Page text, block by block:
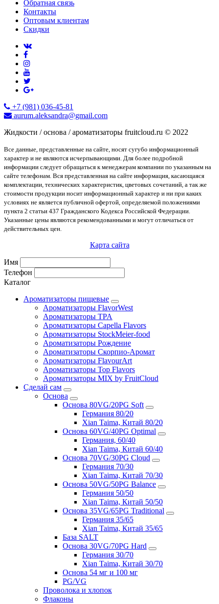
Обратная связь
Контакты
Оптовым клиентам
Скидки
+7 (981) 036-45-81
aurum.aleksandra@gmail.com
Жидкости / основа / ароматизаторы fruitcloud.ru © 2022
Все данные, представленные на сайте, носят сугубо информационный
характер и не являются исчерпывающими. Для более подробной
информации следует обращаться к менеджерам компании по указанным на
сайте телефонам. Вся представленная на сайте информация, касающаяся
комплектации, технических характеристик, цветовых сочетаний, а так же
стоимости продукции носит информационный характер и ни при каких
условиях не является публичной офертой, определяемой положениями
пункта 2 статьи 437 Гражданского Кодекса Российской Федерации.
Указанные цены являются рекомендованными и могут отличаться от
действительных цен.
Карта сайта
Имя
Телефон
Каталог
Ароматизаторы пищевые
Ароматизаторы FlavorWest
Ароматизаторы TPA
Ароматизаторы Capella Flavors
Ароматизаторы StockMeier-food
Ароматизаторы Рождение
Ароматизаторы Скорпио-Аромат
Ароматизаторы FlavourArt
Ароматизаторы Top Flavors
Ароматизаторы MIX by FruitCloud
Сделай сам
Основа
Основа 80VG/20PG Soft
Германия 80/20
Xian Taima, Китай 80/20
Основа 60VG/40PG Optimal
Германия, 60/40
Xian Taima, Китай 60/40
Основа 70VG/30PG Cloud
Германия 70/30
Xian Taima, Китай 70/30
Основа 50VG/50PG Balance
Германия 50/50
Xian Taima, Китай 50/50
Основа 35VG/65PG Traditional
Германия 35/65
Xian Taima, Китай 35/65
База SALT
Основа 30VG/70PG Hard
Германия 30/70
Xian Taima, Китай 30/70
Основа 54 мг и 100 мг
PG/VG
Проволока и хлопок
Флаконы